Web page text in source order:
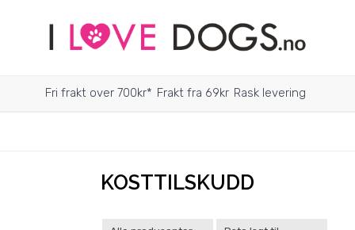
Fri frakt over 700kr* Frakt fra 69kr Rask levering
KOSTTILSKUDD